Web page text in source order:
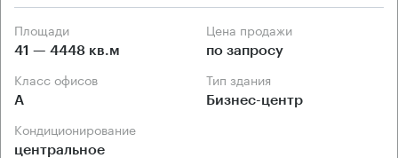
Площади
41 — 4448 кв.м
Цена продажи
по запросу
Класс офисов
А
Тип здания
Бизнес-центр
Кондиционирование
центральное